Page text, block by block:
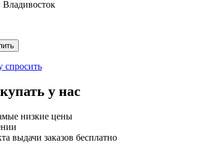
Владивосток
спросить
у нас
низкие цены
выдачи заказов бесплатно